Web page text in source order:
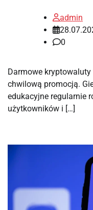
admin
0
Darmowe
chwilową promocją.
edukacyjne regularnie
użytkowników i […]